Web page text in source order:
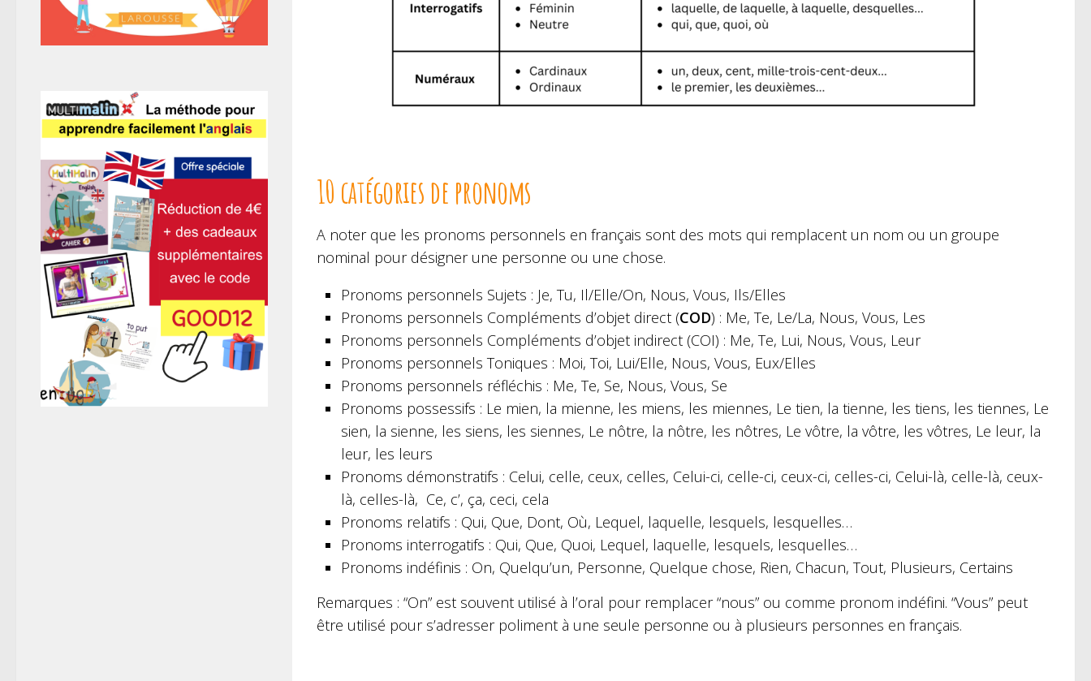
10 catégories de pronoms
A noter que les pronoms personnels en français sont des mots qui remplacent un nom ou un groupe
nominal pour désigner une personne ou une chose.
Pronoms personnels Sujets : Je, Tu, Il/Elle/On, Nous, Vous, Ils/Elles
Pronoms personnels Compléments d’objet direct (COD) : Me, Te, Le/La, Nous, Vous, Les
Pronoms personnels Compléments d’objet indirect (COI) : Me, Te, Lui, Nous, Vous, Leur
Pronoms personnels Toniques : Moi, Toi, Lui/Elle, Nous, Vous, Eux/Elles
Pronoms personnels réfléchis : Me, Te, Se, Nous, Vous, Se
Pronoms possessifs : Le mien, la mienne, les miens, les miennes, Le tien, la tienne, les tiens, les tiennes, Le
sien, la sienne, les siens, les siennes, Le nôtre, la nôtre, les nôtres, Le vôtre, la vôtre, les vôtres, Le leur, la
leur, les leurs
Pronoms démonstratifs : Celui, celle, ceux, celles, Celui-ci, celle-ci, ceux-ci, celles-ci, Celui-là, celle-là, ceux-
là, celles-là, Ce, c’, ça, ceci, cela
Pronoms relatifs : Qui, Que, Dont, Où, Lequel, laquelle, lesquels, lesquelles…
Pronoms interrogatifs : Qui, Que, Quoi, Lequel, laquelle, lesquels, lesquelles…
Pronoms indéfinis : On, Quelqu’un, Personne, Quelque chose, Rien, Chacun, Tout, Plusieurs, Certains
Remarques : “On” est souvent utilisé à l’oral pour remplacer “nous” ou comme pronom indéfini. “Vous” peut
être utilisé pour s’adresser poliment à une seule personne ou à plusieurs personnes en français.